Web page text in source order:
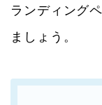
ランディング
ましょう。